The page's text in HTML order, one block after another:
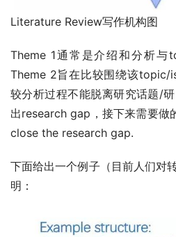
Literature Review写作机构图
Theme 1通常是介绍和分析与
Theme 2旨在比较围绕该topic/
较分析过程不能脱离研究话题/
出research gap，接下来需要
close the research gap.
下面给出一个例子（目前人们对
明：